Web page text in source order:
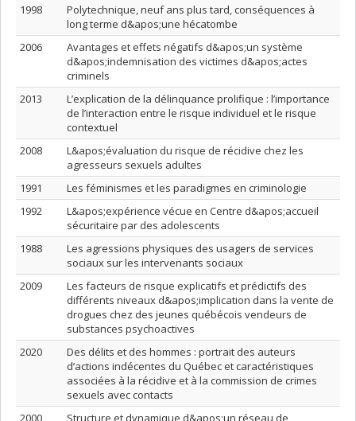
1998
Polytechnique, neuf ans plus tard, conséquences à
long terme d&apos;une hécatombe
2006
Avantages et effets négatifs d&apos;un système
d&apos;indemnisation des victimes d&apos;actes
criminels
2013
L’explication de la délinquance prolifique : l’importance
de l’interaction entre le risque individuel et le risque
contextuel
2008
L&apos;évaluation du risque de récidive chez les
agresseurs sexuels adultes
1991
Les féminismes et les paradigmes en criminologie
1992
L&apos;expérience vécue en Centre d&apos;accueil
sécuritaire par des adolescents
1988
Les agressions physiques des usagers de services
sociaux sur les intervenants sociaux
2009
Les facteurs de risque explicatifs et prédictifs des
différents niveaux d&apos;implication dans la vente de
drogues chez des jeunes québécois vendeurs de
substances psychoactives
2020
Des délits et des hommes : portrait des auteurs
d’actions indécentes du Québec et caractéristiques
associées à la récidive et à la commission de crimes
sexuels avec contacts
2000
Structure et dynamique d&apos;un réseau de